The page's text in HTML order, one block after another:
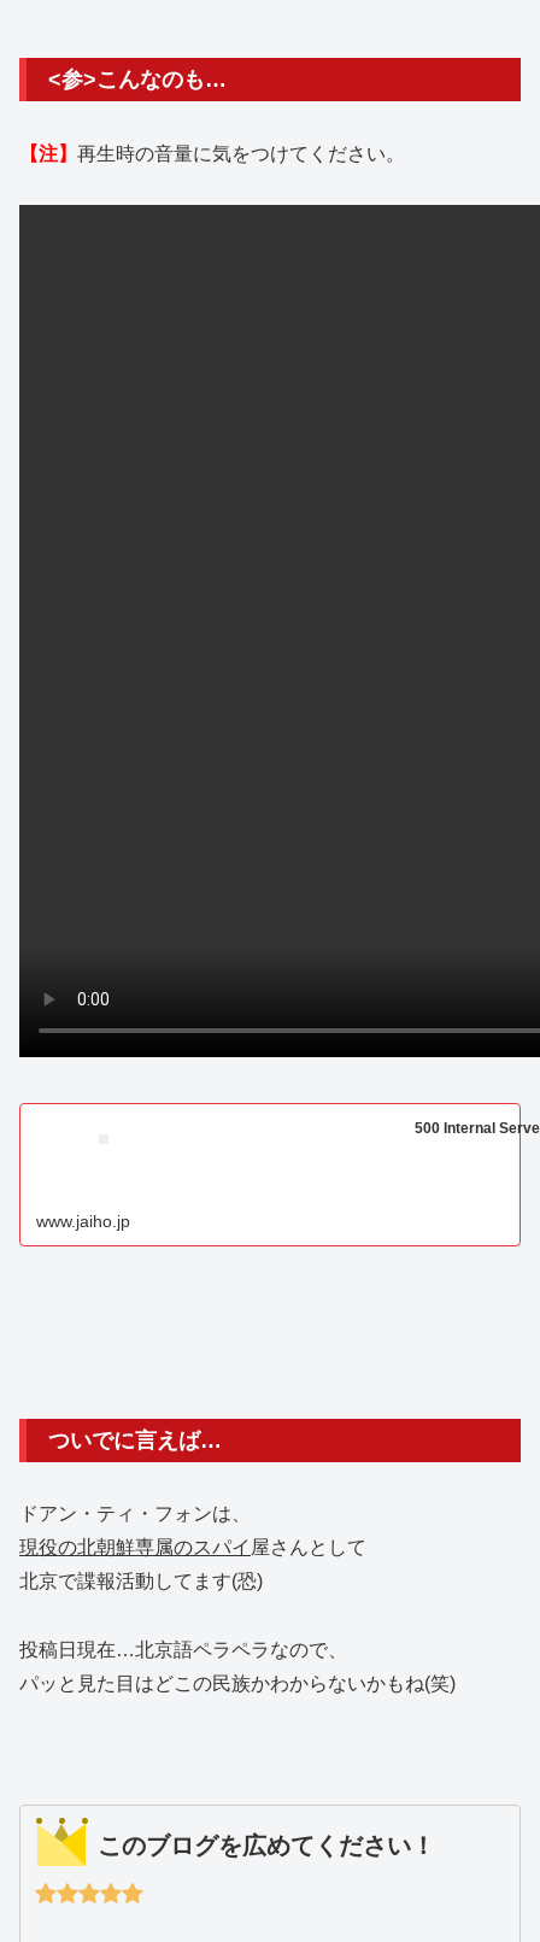
<参>こんなのも…
【注】 再生時の音量に気をつけてください。
500 Internal
www.jaiho.jp
ついでに言えば…
ドアン・ティ・フォンは、
現役の北朝鮮専属のスパイ 屋さんとして
北京で諜報活動してます(恐)
投稿日現在…北京語ペラペラなので、
パッと見た目はどこの民族かわからないかもね(笑)
このブログを広めてください！